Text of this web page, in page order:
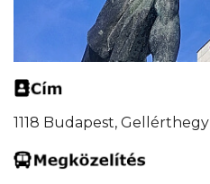
1118 Budapest, Gellérthegy